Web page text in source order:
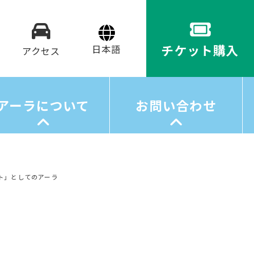
アクセス チケット購入
ーラについて お問い合わせ
としてのアーラ